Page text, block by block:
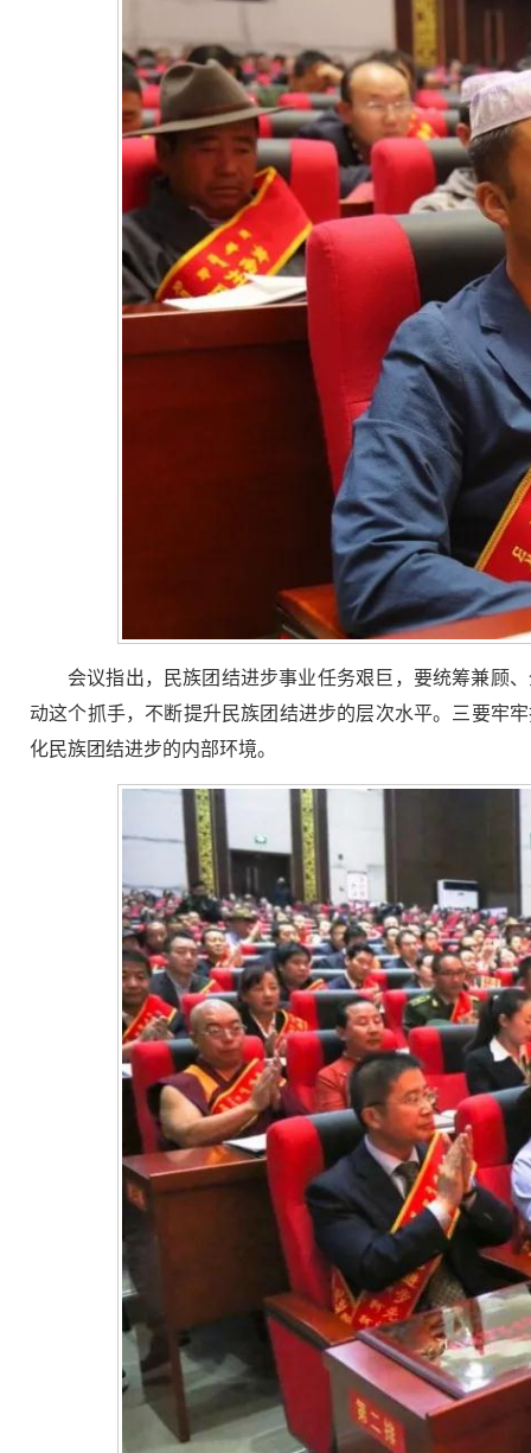
会议指出，民族团结进步事业任务艰巨，要统筹兼顾
动这个抓手，不断提升民族团结进步的层次水平。三要牢
化民族团结进步的内部环境。